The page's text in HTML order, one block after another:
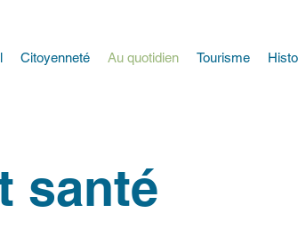
Citoyenneté Au quotidien Tourisme
santé